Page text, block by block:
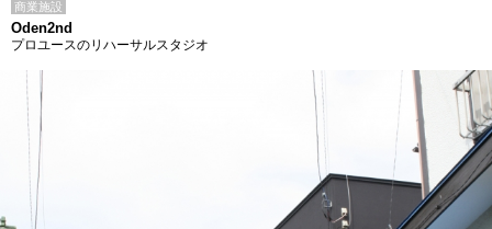
商業施設
Oden2nd
プロユースのリハーサルスタジオ